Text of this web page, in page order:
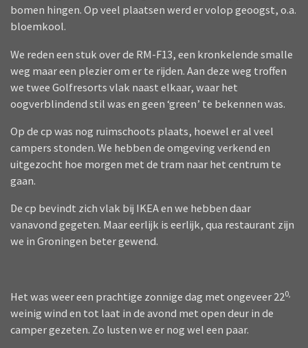
bomen hingen. Op veel plaatsen werd er volop geoogst, o.a.
bloemkool.
We reden een stuk over de RM-F13, een kronkelende smalle
weg maar een plezier om er te rijden. Aan deze weg troffen
we twee Golfresorts vlak naast elkaar, waar het
oogverblindend stil was en geen ‘green’ te bekennen was.
Op de cp was nog ruimschoots plaats, hoewel er al veel
campers stonden. We hebben de omgeving verkend en
uitgezocht hoe morgen met de tram naar het centrum te
gaan.
De cp bevindt zich vlak bij IKEA en we hebben daar
vanavond gegeten. Maar eerlijk is eerlijk, qua restaurant zijn
we in Groningen beter gewend.
Het was weer een prachtige zonnige dag met ongeveer 220,
weinig wind en tot laat in de avond met open deur in de
camper gezeten. Zo lusten we er nog wel een paar.